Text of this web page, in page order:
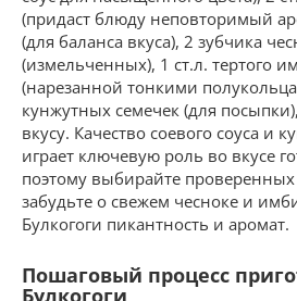
(придаст блюду неповторимый
(для баланса вкуса), 2 зубчика
(измельченных), 1 ст.л. тертого
(нарезанной тонкими
кунжутных семечек (для
вкусу. Качество соевого соуса и
играет ключевую роль во вкусе
поэтому выбирайте
забудьте о свежем чесноке и
Булкогоги пикантность и аромат.
Пошаговый процесс
Булкогоги